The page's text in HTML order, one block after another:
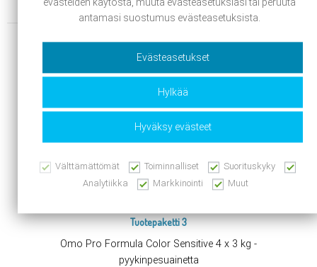
Tuotepaketti 3
Omo Pro Formula Color Sensitive 4 x 3 kg -
pyykinpesuainetta
evästeiden käytöstä, muuta evästeasetuksiasi tai peruuta
antamasi suostumus evästeasetuksista.
Evästeasetukset
Hylkää
Hyväksy evästeet
Välttämättömät Toiminnalliset
Suorituskyky
Analytiikka
Markkinointi Muut